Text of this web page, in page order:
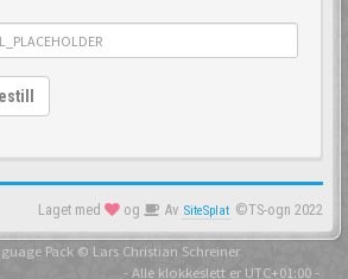
Laget med og Av SiteSplat ©TS-ogn 2022
Pack © Lars Christian Schreiner
- Alle klokkeslett er UTC+01:00 -